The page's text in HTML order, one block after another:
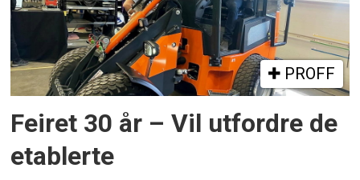
PROFF
Feiret 30 år – Vil utfordre de
etablerte